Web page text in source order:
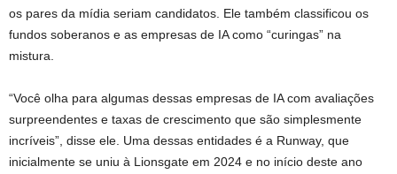
os pares da mídia seriam candidatos. Ele também classificou os
fundos soberanos e as empresas de IA como “curingas” na
mistura.
“Você olha para algumas dessas empresas de IA com avaliações
surpreendentes e taxas de crescimento que são simplesmente
incríveis”, disse ele. Uma dessas entidades é a Runway, que
inicialmente se uniu à Lionsgate em 2024 e no início deste ano